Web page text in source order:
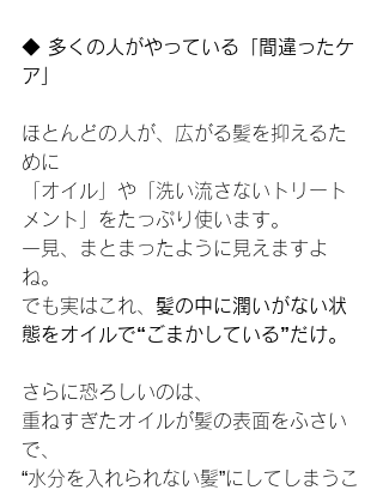
◆ 多くの人がやっている「間違ったケ
ア」
ほとんどの人が、広がる髪を抑えるた
めに
「オイル」や「洗い流さないトリート
メント」をたっぷり使います。
一見、まとまったように見えますよ
ね。
でも実はこれ、 髪の中に潤いがない状
態をオイルで“ごまかしている”だけ。
さらに恐ろしいのは、
重ねすぎたオイルが髪の表面をふさい
で、
“水分を入れられない髪”にしてしまうこ